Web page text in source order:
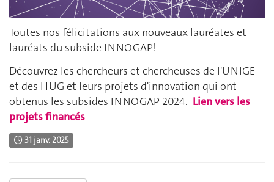
Toutes nos félicitations aux nouveaux lauréates et
lauréats du subside INNOGAP!
Découvrez les chercheurs et chercheuses de l'UNIGE
et des HUG et leurs projets d'innovation qui ont
obtenus les subsides INNOGAP 2024. Lien vers les
projets financés
31 janv. 2025